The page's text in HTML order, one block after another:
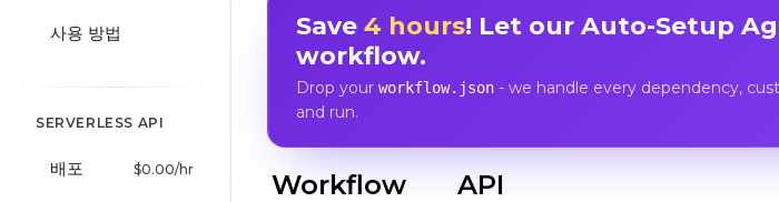
사용 방법
SERVERLESS API
배포 $0.00/hr
Save 4 hours! Let our Auto-Setup
workflow.
Drop your workflow.json- we handle every dependency,
and run.
Workflow API